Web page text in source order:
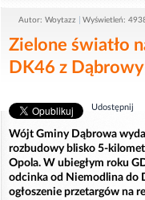
Autor: Woytazz Wyświetleń:
Zielone światło
DK46 z
Udostępnij
Wójt Gminy Dąbrowa
rozbudowy blisko 5-
Opola. W ubiegłym roku
odcinka od Niemodlina do
ogłoszenie przetargów na